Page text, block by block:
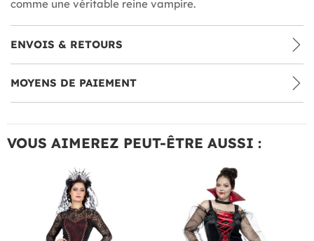
comme une véritable reine vampire.
ENVOIS & RETOURS
MOYENS DE PAIEMENT
VOUS AIMEREZ PEUT-ÊTRE AUSSI :